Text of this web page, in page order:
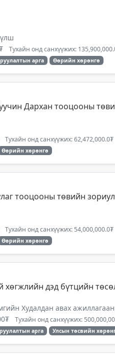
Тухайн онд санхүүжих:
арга Өөрийн хөрөнгө
Дархан тооцооны
Тухайн онд санхүүжих: 62,472,000.0₮
Өөрийн хөрөнгө
тооцооны төвийн
Тухайн онд санхүүжих: 54,000,000.0₮
Өөрийн хөрөнгө
хөгжлийн дэд бүтцийн
Худалдан авах
Тухайн онд санхүүжих:
арга Улсын төсвийн